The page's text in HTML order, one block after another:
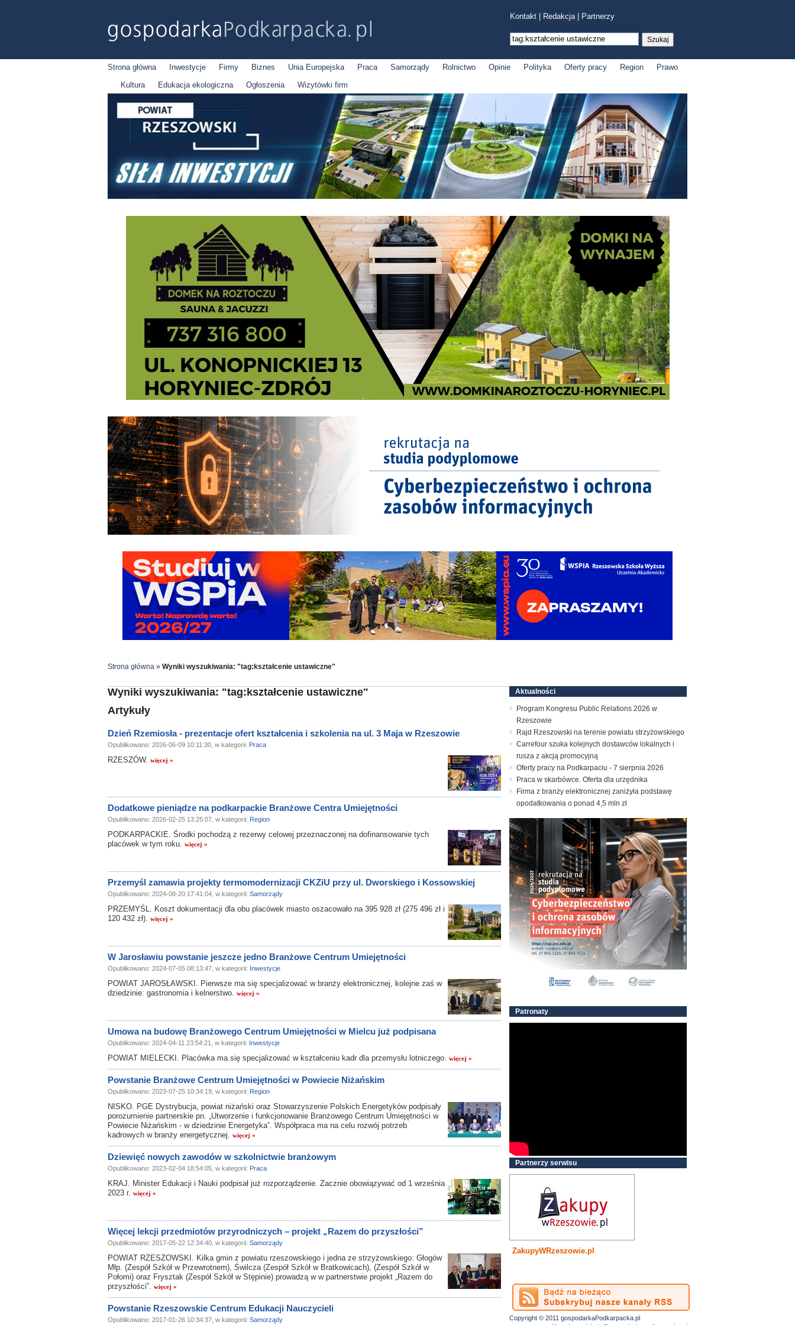
Kontakt Redakcja| Partnerzy
Strona główna Inwestycje Firmy Biznes Unia Europejska Praca Samorządy Rolnictwo Opinie Polityka Oferty pracy Region
Prawo
Kultura
Edukacja ekologiczna Ogłoszenia Wizytówki firm
Strona główna » Wyniki wyszukiwania: "tag:kształcenie ustawiczne"
Wyniki wyszukiwania: "tag:kształcenie ustawiczne"
Artykuły
Dzień Rzemiosła - prezentacje ofert kształcenia i szkolenia na ul. 3 Maja w Rzeszowie
Opublikowano: 2026-06-09 10:11:30, w kategorii: Praca
RZESZÓW. więcej »
Dodatkowe pieniądze na podkarpackie Branżowe Centra Umiejętności
Opublikowano: 2026-02-25 13:25:07, w kategorii: Region
PODKARPACKIE. Środki pochodzą z rezerwy celowej przeznaczonej na dofinansowanie tych
placówek w tym roku. więcej »
Przemyśl zamawia projekty termomodernizacji CKZiU przy ul. Dworskiego i Kossowskiej
Opublikowano: 2024-08-20 17:41:04, w kategorii: Samorządy
PRZEMYŚL. Koszt dokumentacji dla obu placówek miasto oszacowało na 395 928 zł (275 496 zł i
120 432 zł). więcej »
W Jarosławiu powstanie jeszcze jedno Branżowe Centrum Umiejętności
Opublikowano: 2024-07-05 08:13:47, w kategorii: Inwestycje
POWIAT JAROSŁAWSKI. Pierwsze ma się specjalizować w branży elektronicznej, kolejne zaś w
dziedzinie: gastronomia i kelnerstwo. więcej »
Umowa na budowę Branżowego Centrum Umiejętności w Mielcu już podpisana
Opublikowano: 2024-04-11 23:54:21, w kategorii: Inwestycje
POWIAT MIELECKI. Placówka ma się specjalizować w kształceniu kadr dla przemysłu lotniczego. więcej »
Powstanie Branżowe Centrum Umiejętności w Powiecie Niżańskim
Opublikowano: 2023-07-25 10:34:19, w kategorii: Region
NISKO. PGE Dystrybucja, powiat niżański oraz Stowarzyszenie Polskich Energetyków podpisały
porozumienie partnerskie pn. „Utworzenie i funkcjonowanie Branżowego Centrum Umiejętności w
Powiecie Niżańskim - w dziedzinie Energetyka”. Współpraca ma na celu rozwój potrzeb
kadrowych w branży energetycznej. więcej »
Dziewięć nowych zawodów w szkolnictwie branżowym
Opublikowano: 2023-02-04 18:54:05, w kategorii: Praca
KRAJ. Minister Edukacji i Nauki podpisał już rozporządzenie. Zacznie obowiązywać od 1 września
2023 r. więcej »
Więcej lekcji przedmiotów przyrodniczych – projekt „Razem do przyszłości”
Opublikowano: 2017-05-22 12:34:40, w kategorii: Samorządy
POWIAT RZESZOWSKI. Kilka gmin z powiatu rzeszowskiego i jedna ze strzyżowskiego: Głogów
Młp. (Zespół Szkół w Przewrotnem), Świlcza (Zespół Szkół w Bratkowicach), (Zespół Szkół w
Połomi) oraz Frysztak (Zespół Szkół w Stępinie) prowadzą w w partnerstwie projekt „Razem do
przyszłości”. więcej »
Powstanie Rzeszowskie Centrum Edukacji Nauczycieli
Opublikowano: 2017-01-26 10:34:37, w kategorii: Samorządy
Aktualności
Program Kongresu Public Relations 2026 w
Rzeszowie
Rajd Rzeszowski na terenie powiatu strzyżowskiego
Carrefour szuka kolejnych dostawców lokalnych i
rusza z akcją promocyjną
Oferty pracy na Podkarpaciu - 7 sierpnia 2026
Praca w skarbówce. Oferta dla urzędnika
Firma z branży elektronicznej zaniżyła podstawę
opodatkowania o ponad 4,5 mln zł
Patronaty
Partnerzy serwisu
ZakupyWRzeszowie.pl
Copyright © 2011 gospodarkaPodkarpacka.pl